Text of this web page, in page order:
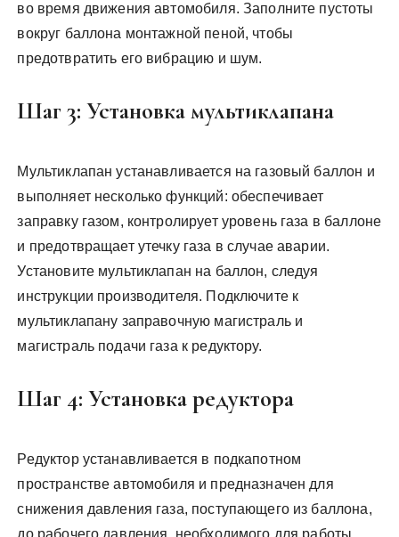
во время движения автомобиля. Заполните пустоты
вокруг баллона монтажной пеной, чтобы
предотвратить его вибрацию и шум.
Шаг 3: Установка мультиклапана
Мультиклапан устанавливается на газовый баллон и
выполняет несколько функций: обеспечивает
заправку газом, контролирует уровень газа в баллоне
и предотвращает утечку газа в случае аварии.
Установите мультиклапан на баллон, следуя
инструкции производителя. Подключите к
мультиклапану заправочную магистраль и
магистраль подачи газа к редуктору.
Шаг 4: Установка редуктора
Редуктор устанавливается в подкапотном
пространстве автомобиля и предназначен для
снижения давления газа, поступающего из баллона,
до рабочего давления, необходимого для работы